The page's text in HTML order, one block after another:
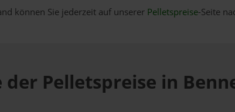
können Sie jederzeit auf unserer Pelletspreise-Seite
Pelletspreise in